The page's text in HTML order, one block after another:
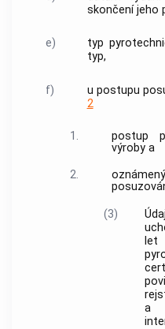
skončení jeho
e) typ
typ,
f) u postupu
2
1.
postup
výroby a
2.
(3)
a